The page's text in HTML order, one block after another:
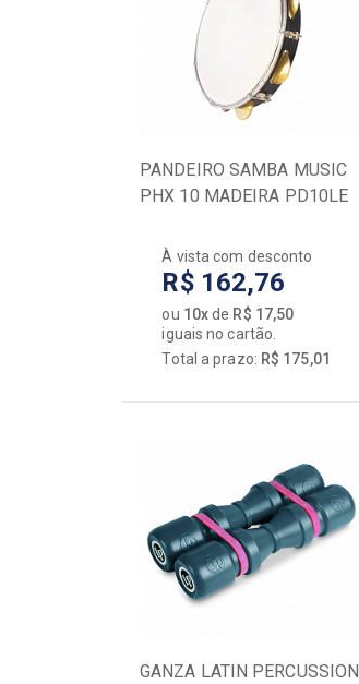
PANDEIRO SAMBA MUSIC
PHX 10 MADEIRA PD10LE
À vista com desconto
R$ 162,76
ou 10xde R$ 17,50
iguais no cartão.
Total a prazo: R$ 175,01
GANZA LATIN PERCUSSION